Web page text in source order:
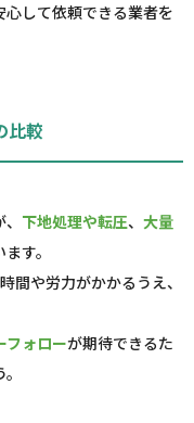
して依頼できる業者を
比較
下地処理や転圧、 大量
す。
間や労力がかかるうえ、
フォローが期待できるた